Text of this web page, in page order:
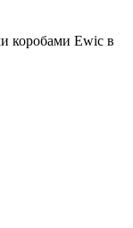
коробами Ewic в